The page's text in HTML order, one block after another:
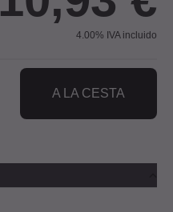
4.00% IVA incluido
A LA CESTA